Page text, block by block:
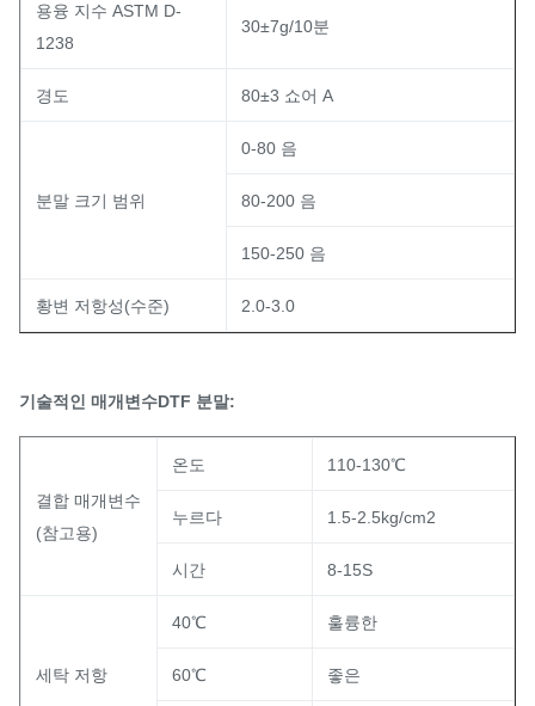
용융 지수 ASTM D-
1238
30±7g/10분
경도 80±3 쇼어 A
분말 크기 범위
0-80 음
80-200 음
150-250 음
황변 저항성(수준) 2.0-3.0
기술적인 매개변수DTF 분말:
결합 매개변수
(참고용)
온도 110-130℃
누르다 1.5-2.5kg/cm2
시간 8-15S
세탁 저항
40℃ 훌륭한
60℃ 좋은